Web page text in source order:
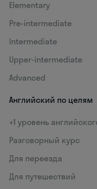
Elementary
Pre-intermediate
Intermediate
Upper-intermediate
Advanced
Английский по целям
+1 уровень
Разговорный курс
Для переезда
Для путешествий